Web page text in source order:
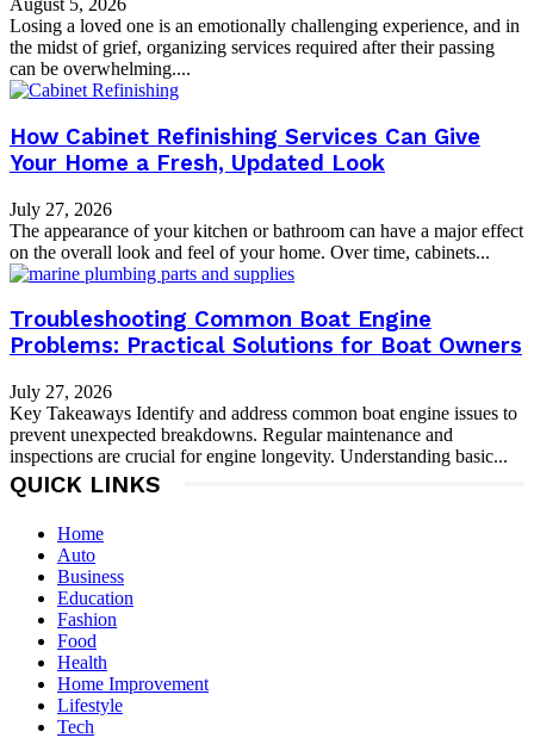
August 5, 2026
Losing a loved one is an emotionally challenging experience, and in
the midst of grief, organizing services required after their passing
can be overwhelming....
How Cabinet Refinishing Services Can Give
Your Home a Fresh, Updated Look
July 27, 2026
The appearance of your kitchen or bathroom can have a major effect
on the overall look and feel of your home. Over time, cabinets...
Troubleshooting Common Boat Engine
Problems: Practical Solutions for Boat Owners
July 27, 2026
Key Takeaways Identify and address common boat engine issues to
prevent unexpected breakdowns. Regular maintenance and
inspections are crucial for engine longevity. Understanding basic...
QUICK LINKS
Home
Auto
Business
Education
Fashion
Food
Health
Home Improvement
Lifestyle
Tech